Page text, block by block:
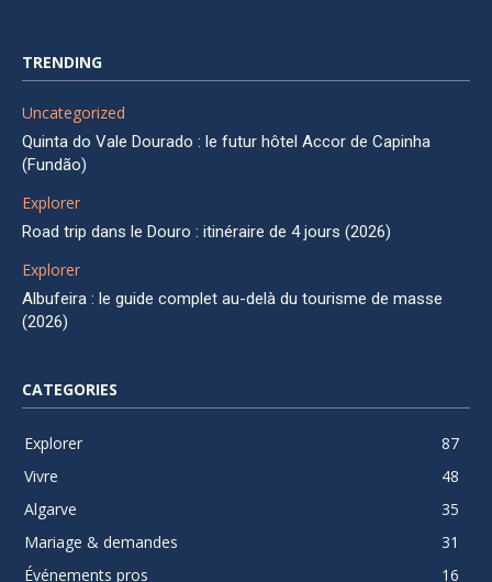
TRENDING
Uncategorized
Quinta do Vale Dourado : le futur hôtel Accor de Capinha
(Fundão)
Explorer
Road trip dans le Douro : itinéraire de 4 jours (2026)
Explorer
Albufeira : le guide complet au-delà du tourisme de masse
(2026)
CATEGORIES
Explorer
87
Vivre
48
Algarve
35
Mariage & demandes
31
Événements pros
16